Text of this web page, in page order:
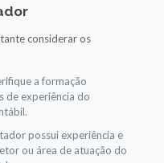
considerar os
a formação
de experiência do
possui experiência e
ou área de atuação do